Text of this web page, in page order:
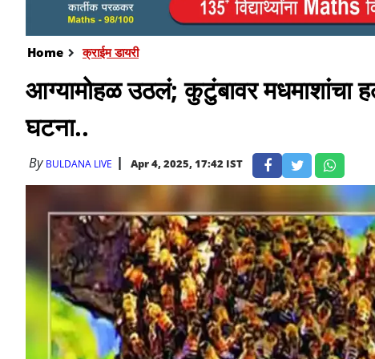
Home क्राईम डायरी
आग्यामोहळ उठलं; कुटुंबावर मधमाशांचा
घटना..
By BULDANA LIVE Apr 4, 2025, 17:42 IST